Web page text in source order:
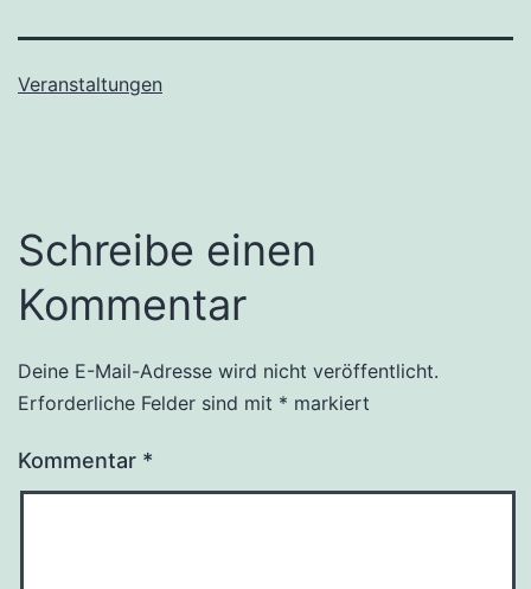
Veranstaltungen
Schreibe einen
Kommentar
Deine E-Mail-Adresse wird nicht veröffentlicht.
Erforderliche Felder sind mit * markiert
Kommentar *